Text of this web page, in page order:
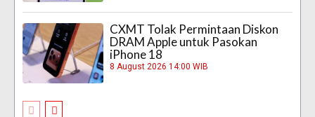
CXMT Tolak Permintaan Diskon
DRAM Apple untuk Pasokan
iPhone 18
8 August 2026 14:00 WIB